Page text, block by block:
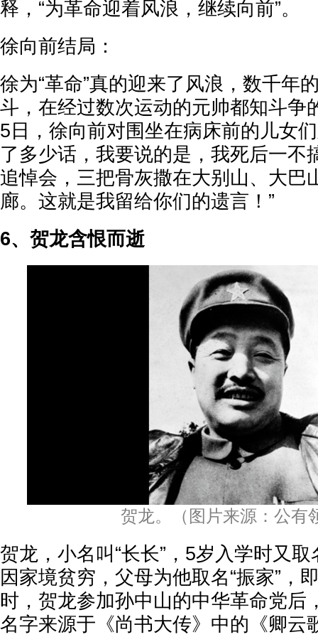
释，“为革命迎着风浪，继续向前”。
徐向前结局：
徐为“革命”真的迎来了风浪，数千年
斗，在经过数次运动的元帅都知斗争
5日，徐向前对围坐在病床前的儿女
了多少话，我要说的是，我死后一不
追悼会，三把骨灰撒在大别山、大巴
廊。这就是我留给你们的遗言！”
6、贺龙含恨而逝
贺龙。（图片来源：公有
贺龙，小名叫“长长”，5岁入学时又取
因家境贫穷，父母为他取名“振家”，
时，贺龙参加孙中山的中华革命党后
名字来源于《尚书大传》中的《卿云